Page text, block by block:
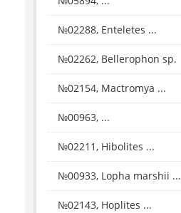
№02288, Enteletes ...
№02262, Bellerophon sp.
№02154, Mactromya ...
№00963, ...
№02211, Hibolites ...
№00933, Lopha marshii ...
№02143, Hoplites ...